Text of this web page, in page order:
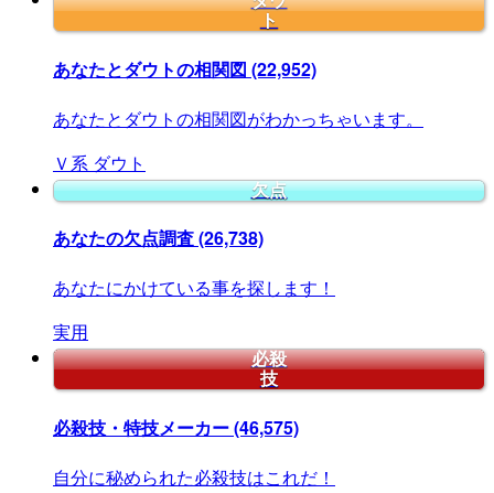
ト
あなたとダウトの相関図 (22,952)
あなたとダウトの相関図がわかっちゃいます。
Ｖ系 ダウト
欠点
あなたの欠点調査(26,738)
あなたにかけている事を探します！
実用
必殺
技
必殺技・特技メーカー(46,575)
自分に秘められた必殺技はこれだ！